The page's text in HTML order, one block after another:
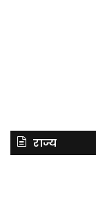
राज्य